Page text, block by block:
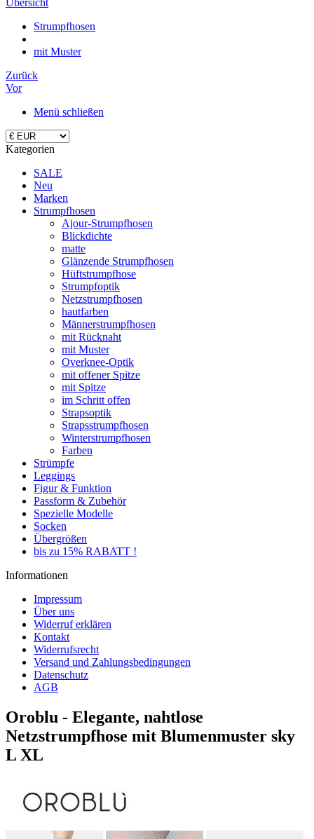
Übersicht
Strumpfhosen
mit Muster
Zurück
Vor
Menü schließen
Kategorien
SALE
Neu
Marken
Strumpfhosen
Ajour-Strumpfhosen
Blickdichte
matte
Glänzende Strumpfhosen
Hüftstrumpfhose
Strumpfoptik
Netzstrumpfhosen
hautfarben
Männerstrumpfhosen
mit Rücknaht
mit Muster
Overknee-Optik
mit offener Spitze
mit Spitze
im Schritt offen
Strapsoptik
Strapsstrumpfhosen
Winterstrumpfhosen
Farben
Strümpfe
Leggings
Figur & Funktion
Passform & Zubehör
Spezielle Modelle
Socken
Übergrößen
bis zu 15% RABATT !
Informationen
Impressum
Über uns
Widerruf erklären
Kontakt
Widerrufsrecht
Versand und Zahlungsbedingungen
Datenschutz
AGB
Oroblu - Elegante, nahtlose
Netzstrumpfhose mit Blumenmuster sky
L XL